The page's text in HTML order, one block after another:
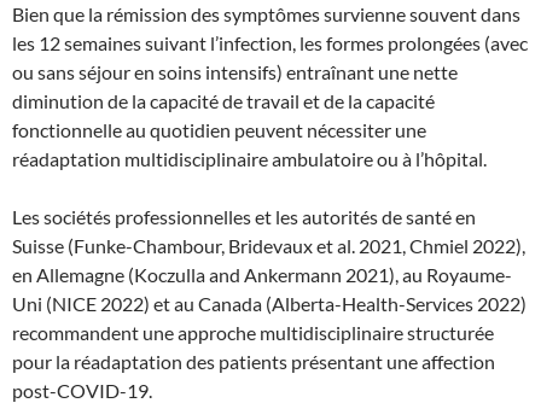
Bien que la rémission des symptômes survienne souvent dans
les 12 semaines suivant l’infection, les formes prolongées (avec
ou sans séjour en soins intensifs) entraînant une nette
diminution de la capacité de travail et de la capacité
fonctionnelle au quotidien peuvent nécessiter une
réadaptation multidisciplinaire ambulatoire ou à l’hôpital.
Les sociétés professionnelles et les autorités de santé en
Suisse (Funke-Chambour, Bridevaux et al. 2021, Chmiel 2022),
en Allemagne (Koczulla and Ankermann 2021), au Royaume-
Uni (NICE 2022) et au Canada (Alberta-Health-Services 2022)
recommandent une approche multidisciplinaire structurée
pour la réadaptation des patients présentant une affection
post-COVID-19.